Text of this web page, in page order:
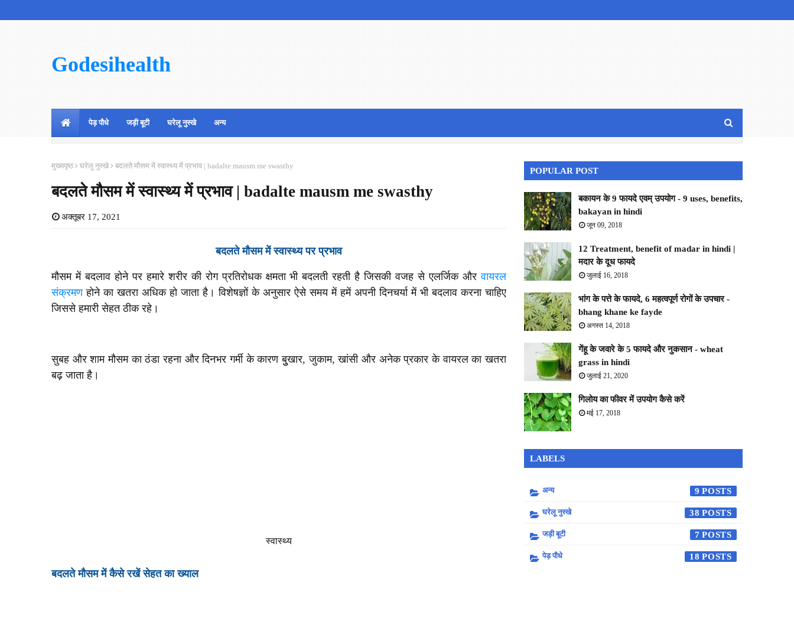
Godesihealth
पेड़ पौधे जड़ी बूटी घरेलू नुस्खे अन्य
मुख्यपृष्ठ घरेलू नुस्खे बदलते मौसम में स्वास्थ्य में प्रभाव | badalte mausm me swasthy
बदलते मौसम में स्वास्थ्य में प्रभाव | badalte mausm me swasthy
अक्तूबर 17, 2021
बदलते मौसम में स्वास्थ्य पर प्रभाव
मौसम में बदलाव होने पर हमारे शरीर की रोग प्रतिरोधक क्षमता भी बदलती रहती है जिसकी वजह से एलर्जिक और वायरल
संक्रमण होने का खतरा अधिक हो जाता है। विशेषज्ञों के अनुसार ऐसे समय में हमें अपनी दिनचर्या में भी बदलाव करना चाहिए
जिससे हमारी सेहत ठीक रहे।
सुबह और शाम मौसम का ठंडा रहना और दिनभर गर्मी के कारण बुुखार, जुकाम, खांसी और अनेक प्रकार के वायरल का खतरा
बढ़ जाता है।
स्वास्थ्य
बदलते मौसम में कैसे रखें सेहत का ख्याल
POPULAR POST
बकायन के 9 फायदे एवम् उपयोग - 9 uses, benefits,
bakayan in hindi
जून 09, 2018
12 Treatment, benefit of madar in hindi |
मदार के दूध फायदे
जुलाई 16, 2018
भांग के पत्ते के फायदे, 6 महत्वपूर्ण रोगों के उपचार -
bhang khane ke fayde
अगस्त 14, 2018
गेंहू के जवारे के 5 फायदे और नुकसान - wheat
grass in hindi
जुलाई 21, 2020
गिलोय का फीवर में उपयोग कैसे करें
मई 17, 2018
LABELS
अन्य 9
घरेलू नुस्खे 38
जड़ी बूटी 7
पेड़ पौधे 18